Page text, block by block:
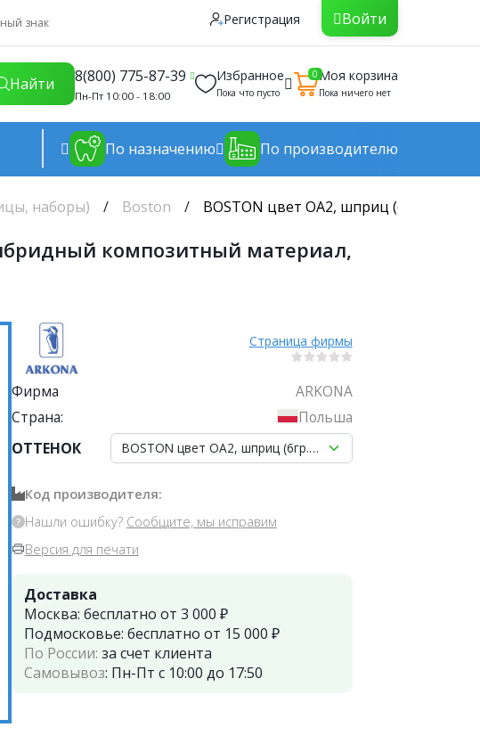
знак Регистрация Войти
Найти 8(800) 775-87-39
Пн-Пт 10:00 - 18:00
Избранное
Пока что пусто
0Моя корзина
Пока ничего нет
По назначению По производителю
наборы) Boston BOSTON цвет OA2, шприц (6гр.) -
композитный материал,
Страница фирмы
Фирма
ARKONA
Страна:
Польша
ОТТЕНОК
BOSTON цвет OA2, шприц (6гр.) - светоотверждаемый
Код производителя:
Нашли ошибку? Сообщите, мы исправим
Версия для печати
Доставка
Москва: бесплатно от 3 000 ₽
Подмосковье: бесплатно от 15 000 ₽
По России: за счет клиента
Самовывоз: Пн-Пт с 10:00 до 17:50